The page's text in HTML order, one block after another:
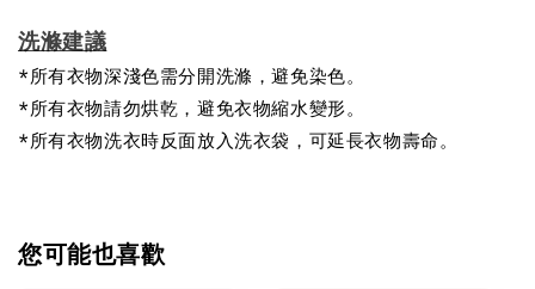
洗滌建議
*所有衣物深淺色需分開洗滌，避免染色。
*所有衣物請勿烘乾，避免衣物縮水變形。
*所有衣物洗衣時反面放入洗衣袋，可延長衣物壽命。
您可能也喜歡